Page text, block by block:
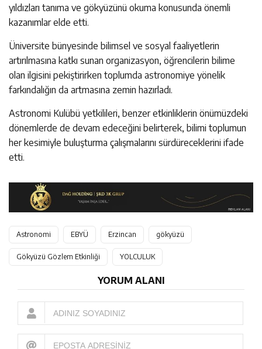
yıldızları tanıma ve gökyüzünü okuma konusunda önemli
kazanımlar elde etti.
Üniversite bünyesinde bilimsel ve sosyal faaliyetlerin
artırılmasına katkı sunan organizasyon, öğrencilerin bilime
olan ilgisini pekiştirirken toplumda astronomiye yönelik
farkındalığın da artmasına zemin hazırladı.
Astronomi Kulübü yetkilileri, benzer etkinliklerin önümüzdeki
dönemlerde de devam edeceğini belirterek, bilimi toplumun
her kesimiyle buluşturma çalışmalarını sürdüreceklerini ifade
etti.
Astronomi EBYÜ Erzincan gökyüzü
Gökyüzü Gözlem Etkinliği YOLCULUK
YORUM ALANI